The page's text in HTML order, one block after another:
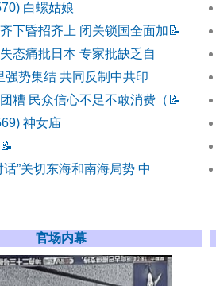
白螺姑娘
下昏招齐上 闭关锁国全面加 📝
态痛批日本 专家批缺乏自
强势集结 共同反制中共印
糟 民众信心不足不敢消费（ 📝
神女庙
📝
话”关切东海和南海局势 中
官场内幕